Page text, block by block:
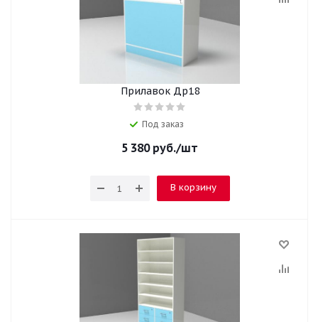
Прилавок Др18
Под заказ
5 380руб./шт
В корзину